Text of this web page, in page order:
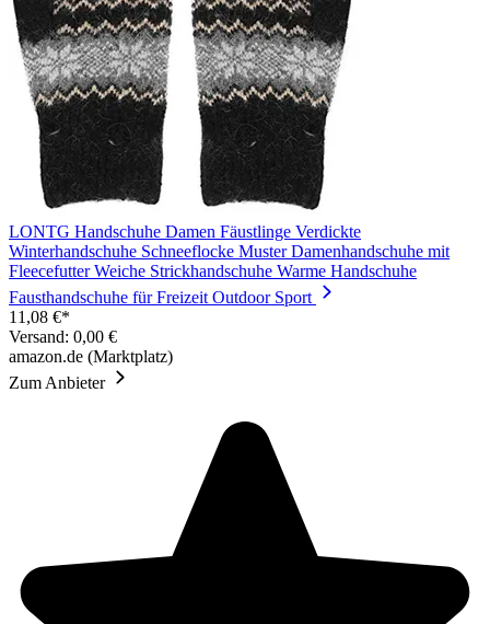
LONTG Handschuhe Damen Fäustlinge Verdickte
Winterhandschuhe Schneeflocke Muster Damenhandschuhe mit
Fleecefutter Weiche Strickhandschuhe Warme Handschuhe
Fausthandschuhe für Freizeit Outdoor Sport
11,08 €*
Versand: 0,00 €
amazon.de (Marktplatz)
Zum Anbieter